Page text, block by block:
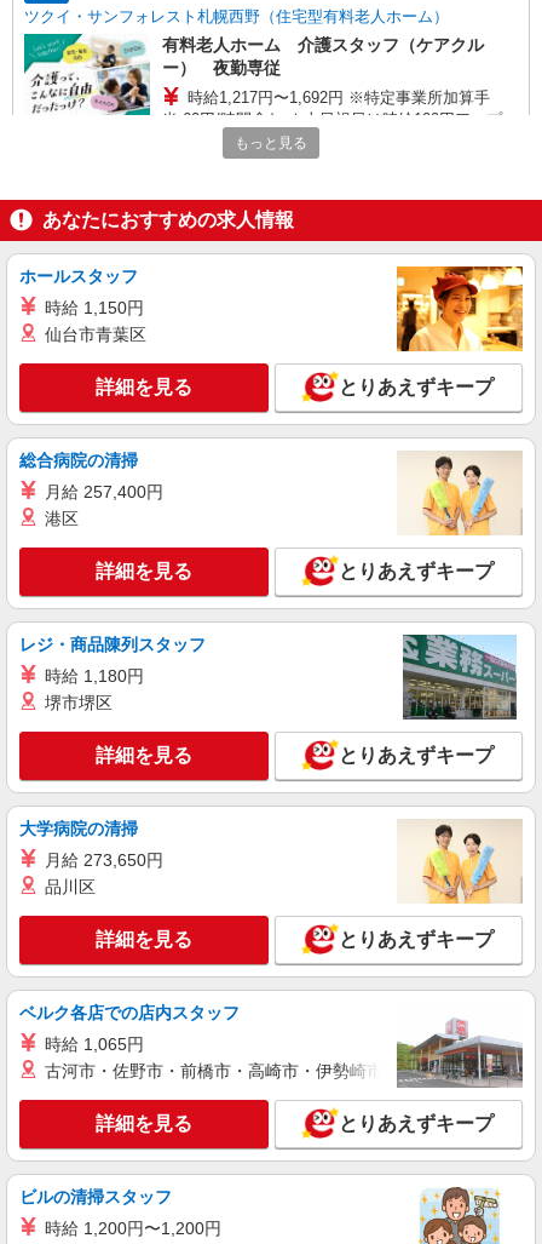
ツクイ・サンフォレスト札幌西野（住宅型有料老人ホーム）
有料老人ホーム 介護スタッフ（ケアクル
ー） 夜勤専従
時給1,217円〜1,692円 ※特定事業所加算手
当:60円/時間含む ★土日祝日は時給100円アップ！
・夜勤手当:7,000円/回 ※給与幅は資格・経験等に
北海道札幌市西区西野六条8丁目10番5号
キープ 詳細を見る
パート
ツクイ・サンフォレスト札幌西野（住宅型有料老人ホーム）
有料老人ホーム 介護スタッフ（ケアクルー）
★土日祝日は時給100円アップ！ ・身体介護手
当:500円/時間 ・早朝夜間深夜手当:300円/時間
（18:00〜翌07:59の時間帯） ・ICT手当:2,000円/
月 ・深夜割増は別途支給 ・ケア→ケアの移動時間
も賃金（時給）を支給 ※特定事業所加算手当:60
円/時間含む ※給与幅は資格・経験等による
北海道札幌市西区西野六条8丁目10番5号
キープ 詳細を見る
パート
ツクイ・サンフォレスト札幌西野（訪問介護）
訪問介護 ホームヘルパー 土日祝日のみ
時給1,317円〜1,792円 ★土日祝日は時給100円
アップ！ ※土日祝日手当:100円/時間含む ・身体
介護手当:500円/時間 ・早朝夜間深夜手当:300円/
時間 （18:00〜翌07:59の時間帯） ・ICT手
当:2,000円/月 ・深夜割増は別途支給 ・ケア→ケ
アの移動時間も賃金（時給）を支給 ※特定事業所
加算手当:60円/時間含む ※給与幅は資格・経験等
による
北海道札幌市西区西野六条8丁目10番5号
詳細を見る
SOMPOケア 札幌発寒 訪問介護/3439ca1
介護スタッフ
【介護福祉士】 月給：224,000円 年収例：310
万円〜 【実務者研修】 月給：200,000円 年収例：
280万円〜 【初任者研修】 月給：194,000円 年収
日祝手当（月平均2回分）等、毎月平均的に支払わ
れる手当を含みます。 ※介護福祉士のみ、特別職
過1分〜） ◎賞与 基本給2.08ヶ月分/年支給
北海道札幌市西区発寒6条4丁目6番3号 【そ
詳細を見る
アルバイト パート
SOMPOケア 札幌発寒 訪問介護/3439cc3
登録ヘルパー
後】 時給1,510円〜 ＊早朝夜間：時給1,888円〜
＊日曜祝日：時給1,810円〜 ーーーーーーー
北海道札幌市西区発寒6条4丁目6番3号 【そ
んぽの家S 札幌発寒】建物内
キープ 詳細を見る
もっと見る
あなたにおすすめの求人情報
ホールスタッフ
時給 1,150円
仙台市青葉区
詳細を見る とりあえずキープ
総合病院の清掃
月給 257,400円
港区
詳細を見る とりあえずキープ
レジ・商品陳列スタッフ
時給 1,180円
堺市堺区
詳細を見る とりあえずキープ
大学病院の清掃
月給 273,650円
品川区
詳細を見る とりあえずキープ
ベルク各店での店内スタッフ
時給 1,065円
古河市・佐野市・前橋市・高崎市・伊勢崎市・太田市・館林市
詳細を見る とりあえずキープ
ビルの清掃スタッフ
時給 1,200円〜1,200円